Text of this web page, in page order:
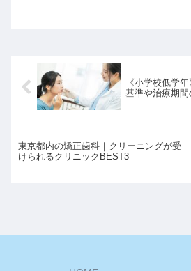
《小学校低学
基準や治療期間
東京都内の矯正歯科｜クリーニングが受
けられるクリニックBEST3